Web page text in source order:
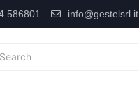
586801 info@gestelsrl.it